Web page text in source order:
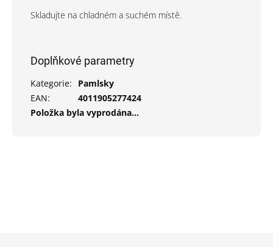
Skladujte na chladném a suchém místě.
Doplňkové parametry
Kategorie:
Pamlsky
EAN:
4011905277424
Položka byla vyprodána…